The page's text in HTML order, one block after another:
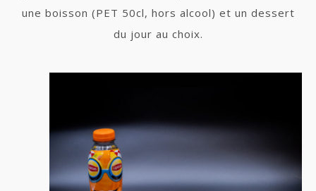
une boisson (PET 50cl, hors alcool) et un dessert
du jour au choix.